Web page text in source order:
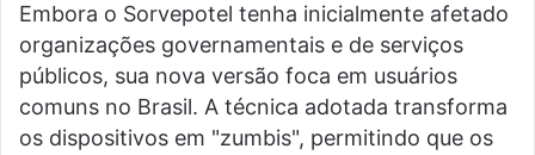
Embora o Sorvepotel tenha inicialmente afetado
organizações governamentais e de serviços
públicos, sua nova versão foca em usuários
comuns no Brasil. A técnica adotada transforma
os dispositivos em "zumbis", permitindo que os